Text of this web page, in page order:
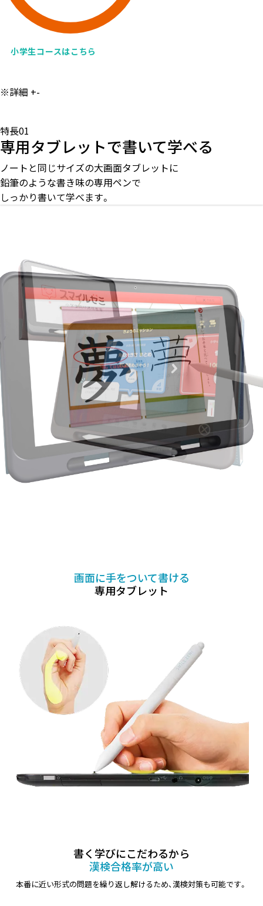
小学生コースはこちら
※詳細 +-
特長01
専用タブレットで書いて学べる
ノートと同じサイズの⼤画⾯タブレットに
鉛筆のような書き味の専⽤ペンで
しっかり書いて学べます。
画面に手をついて書ける
専用タブレット
書く学びにこだわるから
漢検合格率が高い
本番に近い形式の問題を繰り返し解けるため、漢検対策も可能です。